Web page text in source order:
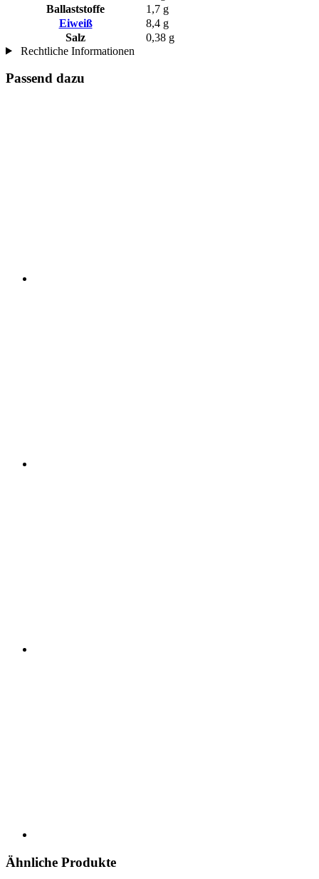
Ballaststoffe
1,7 g
Eiweiß
8,4 g
Salz
0,38 g
Rechtliche Informationen
Passend dazu
Ähnliche Produkte